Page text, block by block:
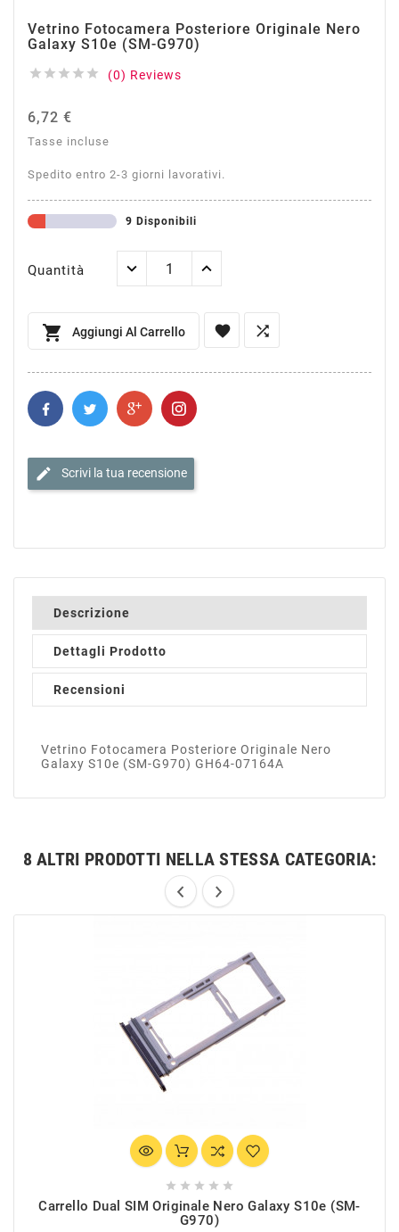
Vetrino Fotocamera Posteriore Originale Nero
Galaxy S10e (SM-G970)
     (0) Reviews
6,72 €
Tasse incluse
Spedito entro 2-3 giorni lavorativi.
9 Disponibili
Quantità
 Aggiungi Al Carrello  
edit Scrivi la tua recensione
Descrizione
Dettagli Prodotto
Recensioni
Vetrino Fotocamera Posteriore Originale Nero
Galaxy S10e (SM-G970) GH64-07164A
8 ALTRI PRODOTTI NELLA STESSA CATEGORIA:
    
Carrello Dual SIM Originale Nero Galaxy S10e (SM-
G970)